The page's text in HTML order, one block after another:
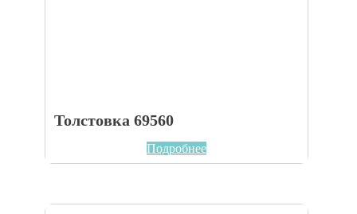
Толстовка 69560
Подробнее